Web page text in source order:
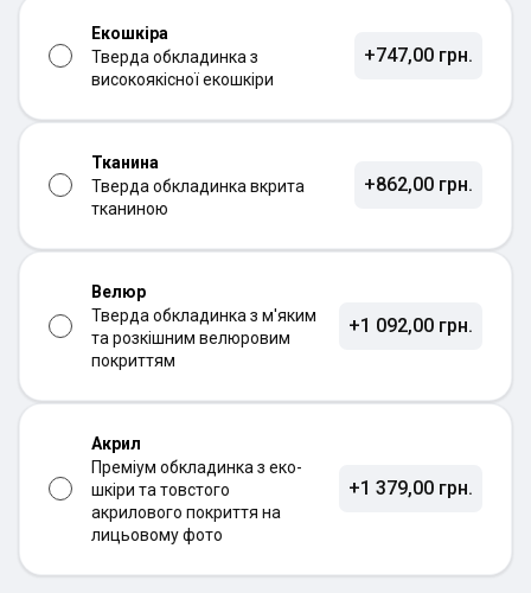
Екошкіра
Тверда обкладинка з
високоякісної екошкіри
+747,00 грн.
Тканина
Тверда обкладинка вкрита
тканиною
+862,00 грн.
Велюр
Тверда обкладинка з м'яким
та розкішним велюровим
покриттям
+1 092,00 грн.
Акрил
Преміум обкладинка з еко-
шкіри та товстого
акрилового покриття на
лицьовому фото
+1 379,00 грн.